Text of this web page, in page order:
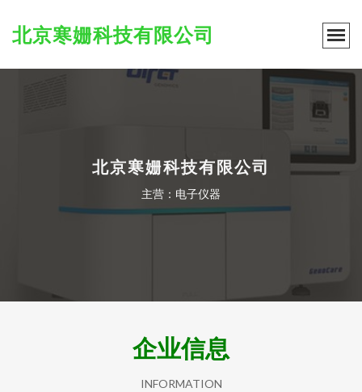
北京寒姗科技有限公司
北京寒姗科技有限公司
主营：电子仪器
企业信息
INFORMATION